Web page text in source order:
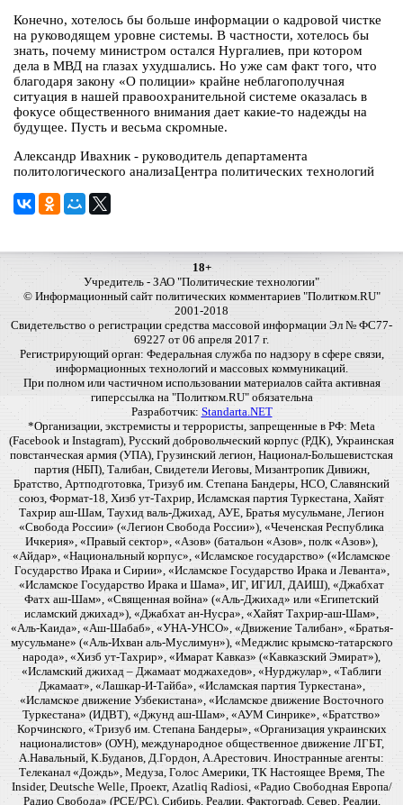
Конечно, хотелось бы больше информации о кадровой чистке
на руководящем уровне системы. В частности, хотелось бы
знать, почему министром остался Нургалиев, при котором
дела в МВД на глазах ухудшались. Но уже сам факт того, что
благодаря закону «О полиции» крайне неблагополучная
ситуация в нашей правоохранительной системе оказалась в
фокусе общественного внимания дает какие-то надежды на
будущее. Пусть и весьма скромные.
Александр Ивахник - руководитель департамента
политологического анализаЦентра политических технологий
18+
Учредитель - ЗАО "Политические технологии"
© Информационный сайт политических комментариев "Политком.RU"
2001-2018
Свидетельство о регистрации средства массовой информации Эл № ФС77-
69227 от 06 апреля 2017 г.
Регистрирующий орган: Федеральная служба по надзору в сфере связи,
информационных технологий и массовых коммуникаций.
При полном или частичном использовании материалов сайта активная
гиперссылка на "Политком.RU" обязательна
Разработчик: Standarta.NET
*Организации, экстремисты и террористы, запрещенные в РФ: Meta
(Facebook и Instagram), Русский добровольческий корпус (РДК), Украинская
повстанческая армия (УПА), Грузинский легион, Национал-Большевистская
партия (НБП), Талибан, Свидетели Иеговы, Мизантропик Дивижн,
Братство, Артподготовка, Тризуб им. Степана Бандеры, НСО, Славянский
союз, Формат-18, Хизб ут-Тахрир, Исламская партия Туркестана, Хайят
Тахрир аш-Шам, Таухид валь-Джихад, АУЕ, Братья мусульмане, Легион
«Свобода России» («Легион Свобода России»), «Чеченская Республика
Ичкерия», «Правый сектор», «Азов» (батальон «Азов», полк «Азов»),
«Айдар», «Национальный корпус», «Исламское государство» («Исламское
Государство Ирака и Сирии», «Исламское Государство Ирака и Леванта»,
«Исламское Государство Ирака и Шама», ИГ, ИГИЛ, ДАИШ), «Джабхат
Фатх аш-Шам», «Священная война» («Аль-Джихад» или «Египетский
исламский джихад»), «Джабхат ан-Нусра», «Хайят Тахрир-аш-Шам»,
«Аль-Каида», «Аш-Шабаб», «УНА-УНСО», «Движение Талибан», «Братья-
мусульмане» («Аль-Ихван аль-Муслимун»), «Меджлис крымско-татарского
народа», «Хизб ут-Тахрир», «Имарат Кавказ» («Кавказский Эмират»),
«Исламский джихад – Джамаат моджахедов», «Нурджулар», «Таблиги
Джамаат», «Лашкар-И-Тайба», «Исламская партия Туркестана»,
«Исламское движение Узбекистана», «Исламское движение Восточного
Туркестана» (ИДВТ), «Джунд аш-Шам», «АУМ Синрике», «Братство»
Корчинского, «Тризуб им. Степана Бандеры», «Организация украинских
националистов» (ОУН), международное общественное движение ЛГБТ,
А.Навальный, К.Буданов, Д.Гордон, А.Арестович. Иностранные агенты:
Телеканал «Дождь», Медуза, Голос Америки, ТК Настоящее Время, The
Insider, Deutsche Welle, Проект, Azatliq Radiosi, «Радио Свободная Европа/
Радио Свобода» (PCE/PC), Сибирь. Реалии, Фактограф, Север. Реалии,